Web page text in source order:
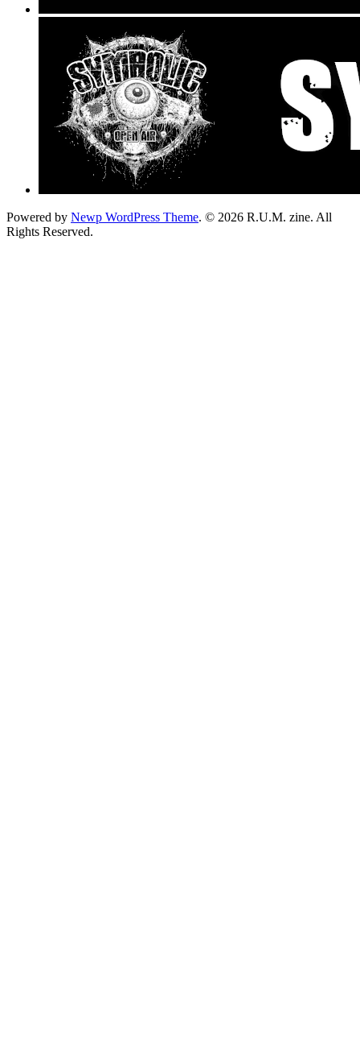
Powered by Newp WordPress Theme. © 2026 R.U.M. zine. All
Rights Reserved.